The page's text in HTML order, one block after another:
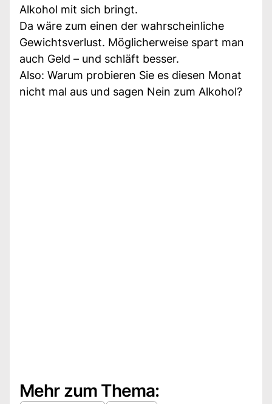
Alkohol mit sich bringt.
Da wäre zum einen der wahrscheinliche
Gewichtsverlust. Möglicherweise spart man
auch Geld – und schläft besser.
Also: Warum probieren Sie es diesen Monat
nicht mal aus und sagen Nein zum Alkohol?
Mehr zum Thema: